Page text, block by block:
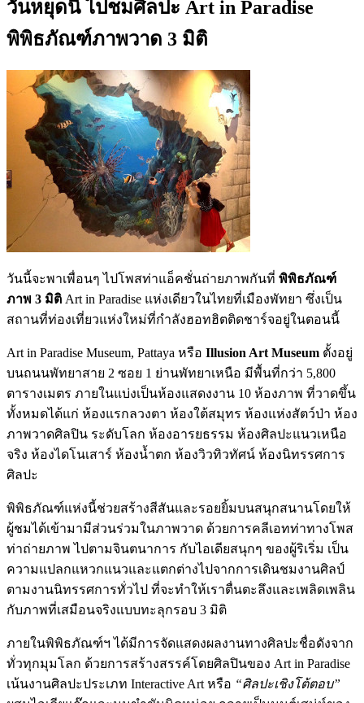
วันหยุดนี้ ไปชมศิลปะ Art in Paradise
พิพิธภัณฑ์ภาพวาด 3 มิติ
วันนี้จะพาเพื่อนๆ ไปโพสท่าแอ็คชั่นถ่ายภาพกันที่ พิพิธภัณฑ์
ภาพ 3 มิติ Art in Paradise แห่งเดียวในไทยที่เมืองพัทยา ซึ่งเป็น
สถานที่ท่องเที่ยวแห่งใหม่ที่กำลังฮอทฮิตติดชาร์จอยู่ในตอนนี้
Art in Paradise Museum, Pattaya หรือ Illusion Art Museum ตั้งอยู่
บนถนนพัทยาสาย 2 ซอย 1 ย่านพัทยาเหนือ มีพื้นที่กว่า 5,800
ตารางเมตร ภายในแบ่งเป็นห้องแสดงงาน 10 ห้องภาพ ที่วาดขึ้น
ทั้งหมดได้แก่ ห้องแรกลวงตา ห้องใต้สมุทร ห้องแห่งสัตว์ป่า ห้อง
ภาพวาดศิลปิน ระดับโลก ห้องอารยธรรม ห้องศิลปะแนวเหนือ
จริง ห้องไดโนเสาร์ ห้องน้ำตก ห้องวิวทิวทัศน์ ห้องนิทรรศการ
ศิลปะ
พิพิธภัณฑ์แห่งนี้ช่วยสร้างสีสันและรอยยิ้มบนสนุกสนานโดยให้
ผู้ชมได้เข้ามามีส่วนร่วมในภาพวาด ด้วยการคลีเอทท่าทางโพส
ท่าถ่ายภาพ ไปตามจินตนาการ กับไอเดียสนุกๆ ของผู้ริเริ่ม เป็น
ความแปลกแหวกแนวและแตกต่างไปจากการเดินชมงานศิลป์
ตามงานนิทรรศการทั่วไป ที่จะทำให้เราตื่นตะลึงและเพลิดเพลิน
กับภาพที่เสมือนจริงแบบทะลุกรอบ 3 มิติ
ภายในพิพิธภัณฑ์ฯ ได้มีการจัดแสดงผลงานทางศิลปะชื่อดังจาก
ทั่วทุกมุมโลก ด้วยการสร้างสรรค์โดยศิลปินของ Art in Paradise
เน้นงานศิลปะประเภท Interactive Art หรือ “ศิลปะเชิงโต้ตอบ”